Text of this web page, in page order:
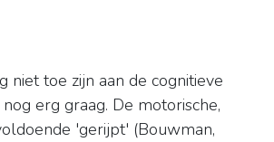
toe zijn aan de cognitieve
erg graag. De motorische,
'gerijpt' (Bouwman,